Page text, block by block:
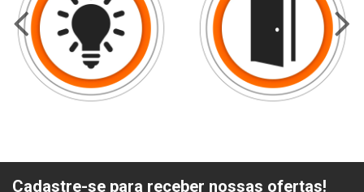
Cadastre-se para receber nossas ofertas!